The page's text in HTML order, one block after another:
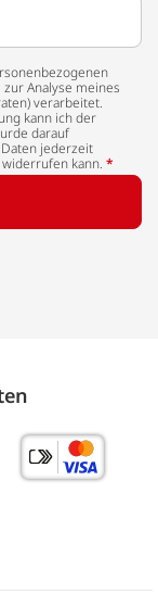
Analyse meines
verarbeitet.
kann ich der
darauf
jederzeit
kann. *